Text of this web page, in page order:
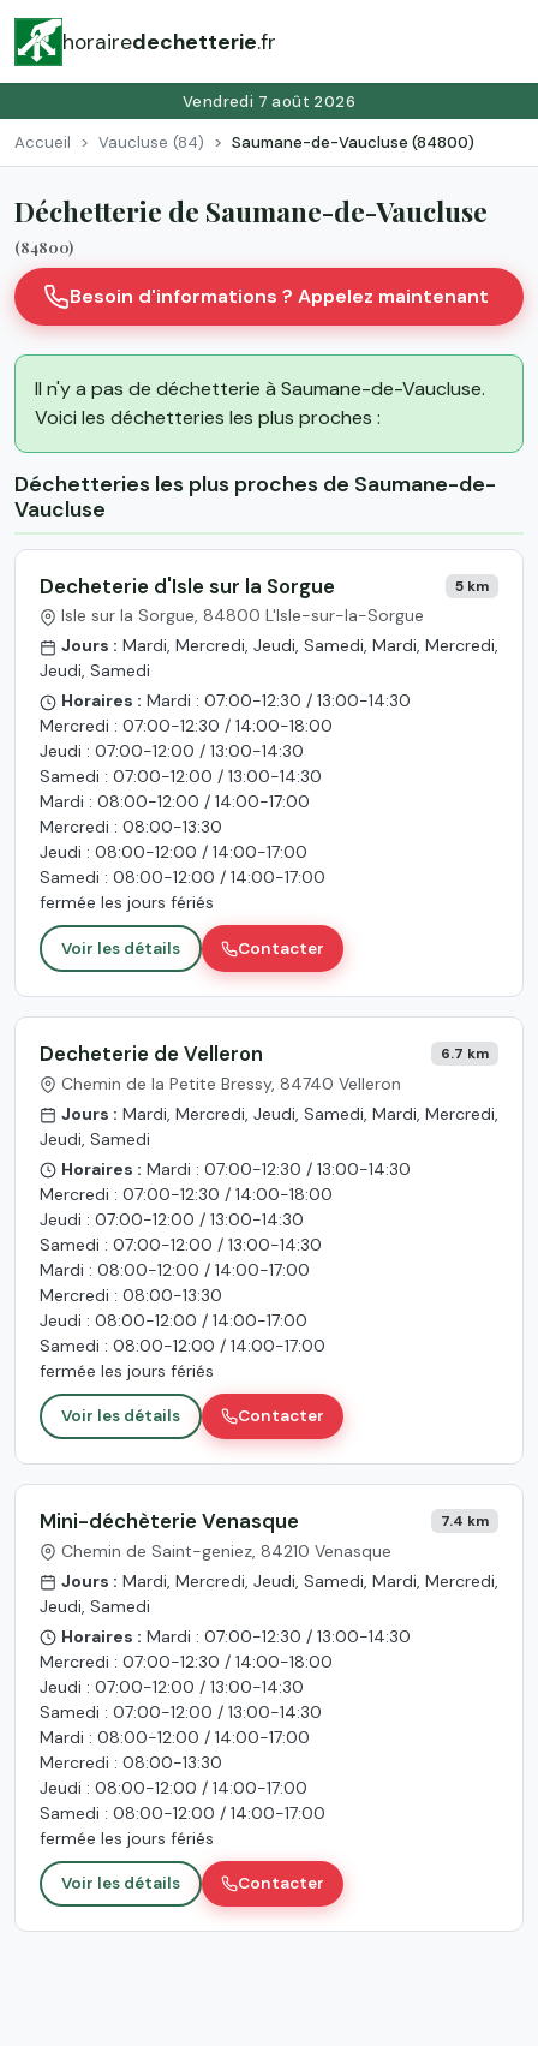
horairedechetterie.fr
Vendredi 7 août 2026
Accueil Vaucluse (84) Saumane-de-Vaucluse (84800)
Déchetterie de Saumane-de-Vaucluse
(84800)
Besoin d'informations ? Appelez maintenant
Il n'y a pas de déchetterie à Saumane-de-Vaucluse.
Voici les déchetteries les plus proches :
Déchetteries les plus proches de Saumane-de-
Vaucluse
Decheterie d'Isle sur la Sorgue 5 km
Isle sur la Sorgue, 84800 L'Isle-sur-la-Sorgue
Jours : Mardi, Mercredi, Jeudi, Samedi, Mardi, Mercredi,
Jeudi, Samedi
Horaires : Mardi : 07:00-12:30 / 13:00-14:30
Mercredi : 07:00-12:30 / 14:00-18:00
Jeudi : 07:00-12:00 / 13:00-14:30
Samedi : 07:00-12:00 / 13:00-14:30
Mardi : 08:00-12:00 / 14:00-17:00
Mercredi : 08:00-13:30
Jeudi : 08:00-12:00 / 14:00-17:00
Samedi : 08:00-12:00 / 14:00-17:00
fermée les jours fériés
Voir les détails Contacter
Decheterie de Velleron 6.7 km
Chemin de la Petite Bressy, 84740 Velleron
Jours : Mardi, Mercredi, Jeudi, Samedi, Mardi, Mercredi,
Jeudi, Samedi
Horaires : Mardi : 07:00-12:30 / 13:00-14:30
Mercredi : 07:00-12:30 / 14:00-18:00
Jeudi : 07:00-12:00 / 13:00-14:30
Samedi : 07:00-12:00 / 13:00-14:30
Mardi : 08:00-12:00 / 14:00-17:00
Mercredi : 08:00-13:30
Jeudi : 08:00-12:00 / 14:00-17:00
Samedi : 08:00-12:00 / 14:00-17:00
fermée les jours fériés
Voir les détails Contacter
Mini-déchèterie Venasque 7.4 km
Chemin de Saint-geniez, 84210 Venasque
Jours : Mardi, Mercredi, Jeudi, Samedi, Mardi, Mercredi,
Jeudi, Samedi
Horaires : Mardi : 07:00-12:30 / 13:00-14:30
Mercredi : 07:00-12:30 / 14:00-18:00
Jeudi : 07:00-12:00 / 13:00-14:30
Samedi : 07:00-12:00 / 13:00-14:30
Mardi : 08:00-12:00 / 14:00-17:00
Mercredi : 08:00-13:30
Jeudi : 08:00-12:00 / 14:00-17:00
Samedi : 08:00-12:00 / 14:00-17:00
fermée les jours fériés
Voir les détails Contacter